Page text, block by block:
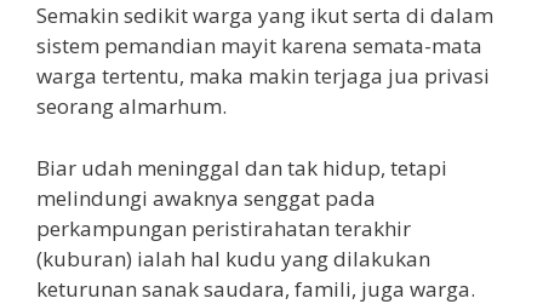
Semakin sedikit warga yang ikut serta di dalam
sistem pemandian mayit karena semata-mata
warga tertentu, maka makin terjaga jua privasi
seorang almarhum.
Biar udah meninggal dan tak hidup, tetapi
melindungi awaknya senggat pada
perkampungan peristirahatan terakhir
(kuburan) ialah hal kudu yang dilakukan
keturunan sanak saudara, famili, juga warga.